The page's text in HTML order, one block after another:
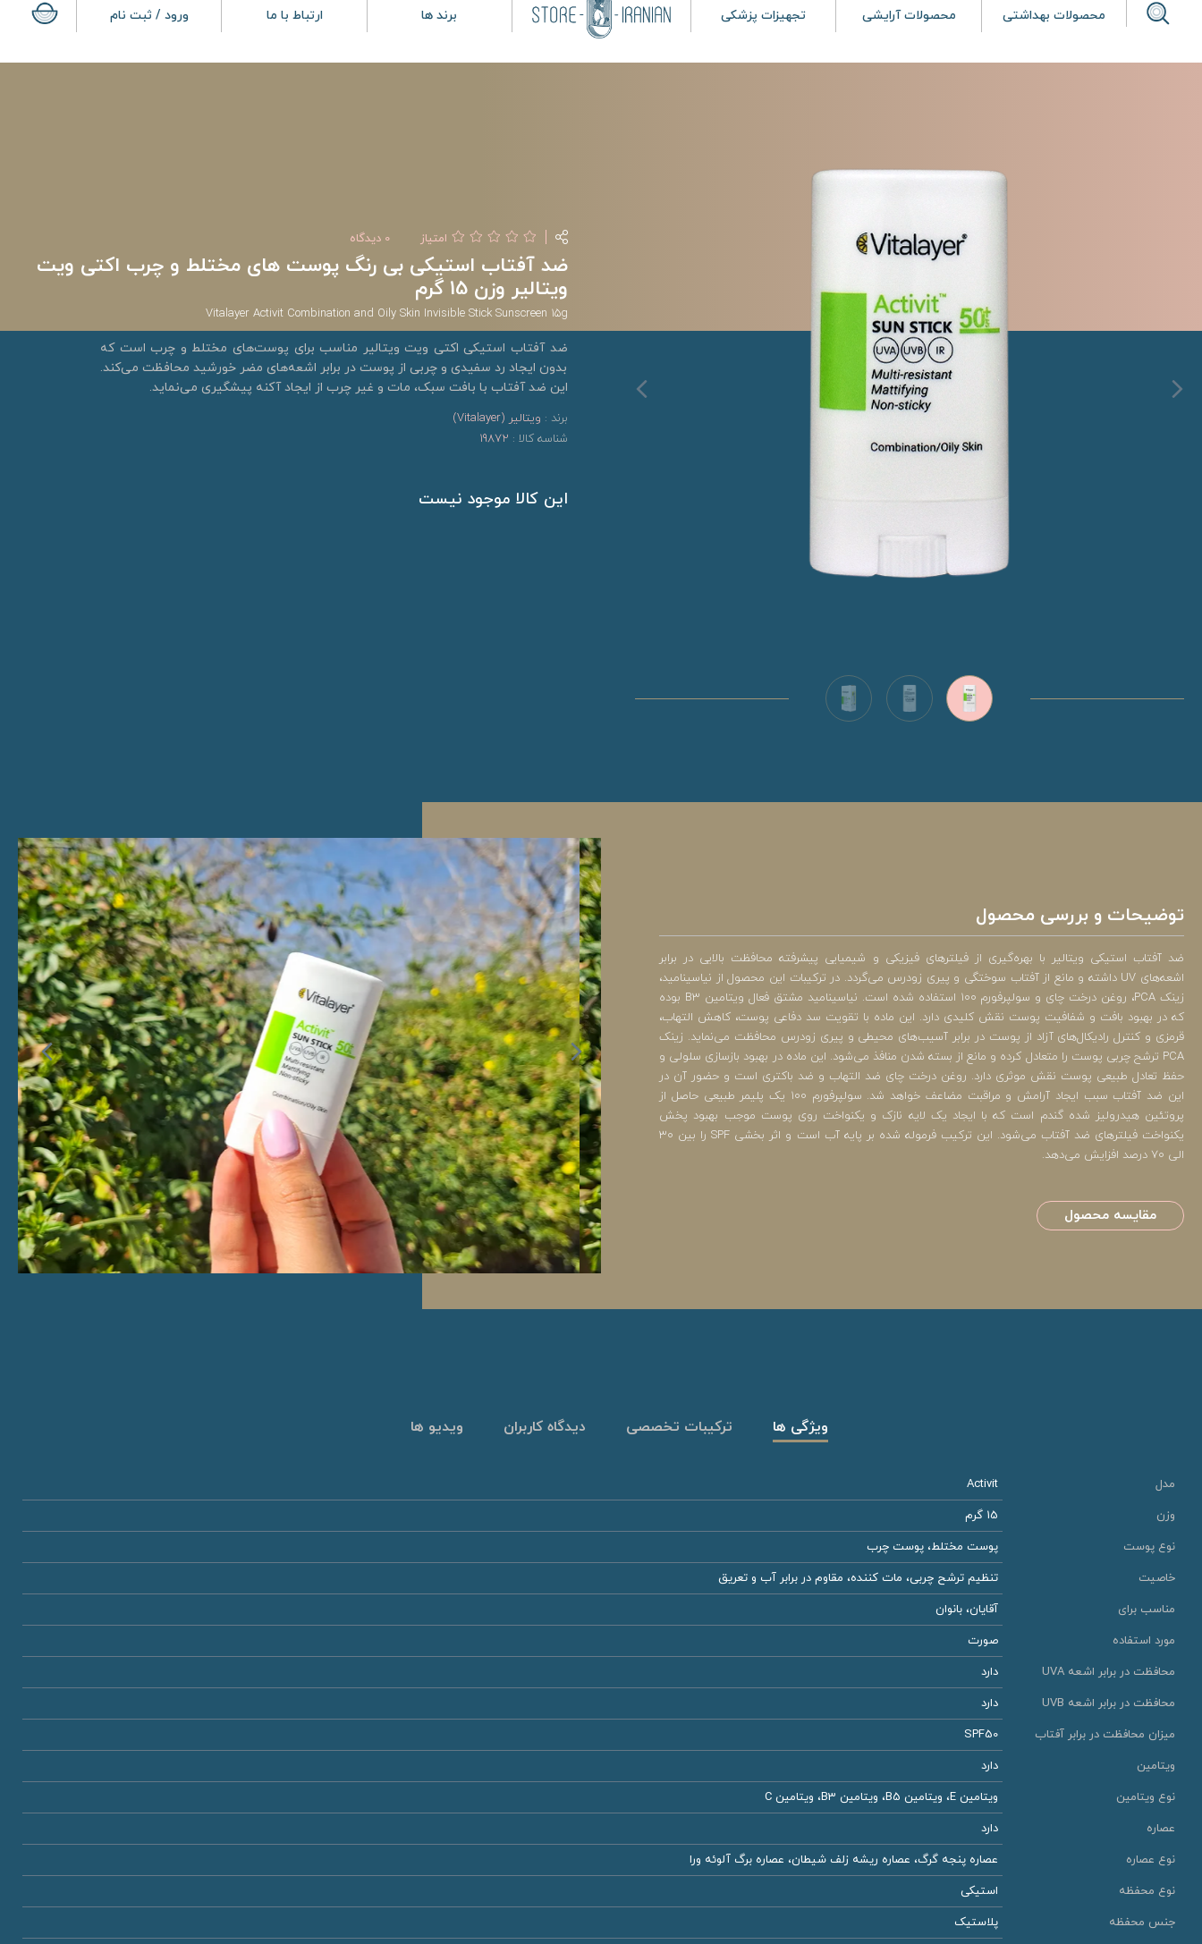
محصولات بهداشتی محصولات آرایشی تجهیزات پزشکی برند ها ارتباط با ما ورود / ثبت نام
امتیاز 0 دیدگاه
ضد آفتاب استیکی بی رنگ پوست های مختلط و چرب اکتی ویت
ویتالیر وزن 15 گرم
Vitalayer Activit Combination and Oily Skin Invisible Stick Sunscreen 15g
ضد آفتاب استیکی اکتی ویت ویتالیر مناسب برای پوست‌های مختلط و چرب است که
بدون ایجاد رد سفیدی و چربی از پوست در برابر اشعه‌های مضر خورشید محافظت می‌کند.
این ضد آفتاب با بافت سبک، مات و غیر چرب از ایجاد آکنه پیشگیری می‌نماید.
برند : ویتالیر (Vitalayer)
شناسه کالا : 19872
این کالا موجود نیست
توضیحات و بررسی محصول
ضد آفتاب استیکی ویتالیر با بهره‌گیری از فیلترهای فیزیکی و شیمیایی پیشرفته محافظت بالایی در برابر
اشعه‌های UV داشته و مانع از آفتاب سوختگی و پیری زودرس می‌گردد. در ترکیبات این محصول از نیاسینامید،
زینک PCA، روغن درخت چای و سولپرفورم 100 استفاده شده است. نیاسینامید مشتق فعال ویتامین B3 بوده
که در بهبود بافت و شفافیت پوست نقش کلیدی دارد. این ماده با تقویت سد دفاعی پوست، کاهش التهاب،
قرمزی و کنترل رادیکال‌های آزاد از پوست در برابر آسیب‌های محیطی و پیری زودرس محافظت می‌نماید. زینک
PCA ترشح چربی پوست را متعادل کرده و مانع از بسته شدن منافذ می‌شود. این ماده در بهبود بازسازی سلولی و
حفظ تعادل طبیعی پوست نقش موثری دارد. روغن درخت چای ضد التهاب و ضد باکتری است و حضور آن در
این ضد آفتاب سبب ایجاد آرامش و مراقبت مضاعف خواهد شد. سولپرفورم 100 یک پلیمر طبیعی حاصل از
پروتئین هیدرولیز شده گندم است که با ایجاد یک لایه نازک و یکنواخت روی پوست موجب بهبود پخش
یکنواخت فیلترهای ضد آفتاب می‌شود. این ترکیب فرموله شده بر پایه آب است و اثر بخشی SPF را بین 30
الی 70 درصد افزایش می‌دهد.
مقایسه محصول
ویژگی ها ترکیبات تخصصی دیدگاه کاربران ویدیو ها
مدل
Activit
وزن
15 گرم
نوع پوست
پوست مختلط، پوست چرب
خاصیت
تنظیم ترشح چربی، مات کننده، مقاوم در برابر آب و تعریق
مناسب برای
آقایان، بانوان
مورد استفاده
صورت
محافظت در برابر اشعه UVA
دارد
محافظت در برابر اشعه UVB
دارد
میزان محافظت در برابر آفتاب
SPF50
ویتامین
دارد
نوع ویتامین
ویتامین E، ویتامین B5، ویتامین B3، ویتامین C
عصاره
دارد
نوع عصاره
عصاره پنجه گرگ، عصاره ریشه زلف شیطان، عصاره برگ آلوئه ورا
نوع محفظه
استیکی
جنس محفظه
پلاستیک